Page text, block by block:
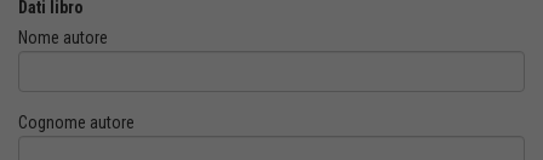
Dati libro
Nome autore
Cognome autore